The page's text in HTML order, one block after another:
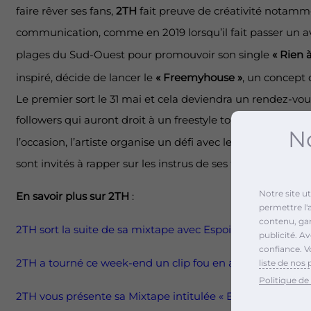
faire rêver ses fans, 2TH fait preuve de créativité
communication, comme en 2019 lorsqu’il fait passer un
plages du Sud-Ouest pour promouvoir son single « Rien
inspiré, décide de lancer le « Freemyhouse », un concept
Le premier sort le 31 mai et cela deviendra un rendez-
followers qui auront droit à un freestyle tout les dimanche
l’occasion, l’artiste organise un défi avec le
#freemyhouse
sont invités à rapper sur les instrus de ses freestyles.
En savoir plus sur 2TH :
2TH sort la suite de sa mixtape avec Espoir, Vol.2 !
2TH a tourné ce week-end un clip fou en affrétant un
2TH vous présente sa Mixtape intitulée « Espoir »
Notre site
permettre
contenu,
publicité.
confiance.
liste de nos
Politique